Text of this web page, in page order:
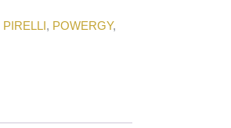
PIRELLI, POWERGY,